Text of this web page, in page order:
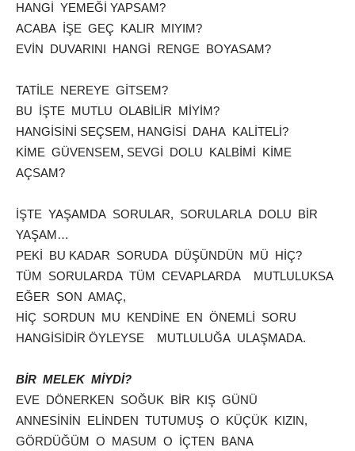
HANGİ YEMEĞİ YAPSAM?
ACABA İŞE GEÇ KALIR MIYIM?
EVİN DUVARINI HANGİ RENGE BOYASAM?
TATİLE NEREYE GİTSEM?
BU İŞTE MUTLU OLABİLİR MİYİM?
HANGİSİNİ SEÇSEM, HANGİSİ DAHA KALİTELİ?
KİME GÜVENSEM, SEVGİ DOLU KALBİMİ KİME
AÇSAM?
İŞTE YAŞAMDA SORULAR, SORULARLA DOLU BİR
YAŞAM…
PEKİ BU KADAR SORUDA DÜŞÜNDÜN MÜ HİÇ?
TÜM SORULARDA TÜM CEVAPLARDA MUTLULUKSA
EĞER SON AMAÇ,
HİÇ SORDUN MU KENDİNE EN ÖNEMLİ SORU
HANGİSİDİR ÖYLEYSE MUTLULUĞA ULAŞMADA.
BİR MELEK MİYDİ?
EVE DÖNERKEN SOĞUK BİR KIŞ GÜNÜ
ANNESİNİN ELİNDEN TUTUMUŞ O KÜÇÜK KIZIN,
GÖRDÜĞÜM O MASUM O İÇTEN BANA